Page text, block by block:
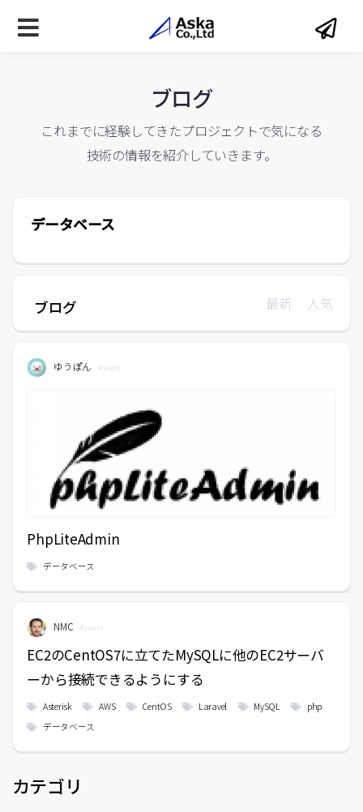
ブログ
これまでに経験してきたプロジェクトで気になる
技術の情報を紹介していきます。
データベース
ブログ 最新 人気
ゆうぽん 4 years
PhpLiteAdmin
データベース
NMC 4 years
EC2のCentOS7に立てたMySQLに他のEC2サーバ
ーから接続できるようにする
Asterisk AWS CentOS Laravel MySQL
php
データベース
カテゴリ